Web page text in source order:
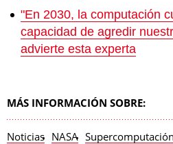
"En 2030, la computación
capacidad de agredir
advierte esta experta
MÁS INFORMACIÓN SOBRE:
Noticias NASA Supercomputación